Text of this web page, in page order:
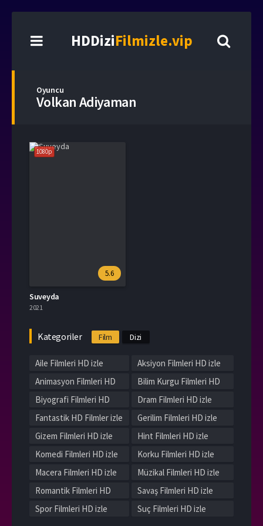
HDDiziFilmizle.vip
Oyuncu
Volkan Adiyaman
1080p
5.6
Suveyda
2021
Kategoriler Film Dizi
Aile Filmleri HD izle
Aksiyon Filmleri HD izle
Animasyon Filmleri HD
izle
Bilim Kurgu Filmleri HD
izle
Biyografi Filmleri HD
izle
Dram Filmleri HD izle
Fantastik HD Filmler izle
Gerilim Filmleri HD izle
Gizem Filmleri HD izle
Hint Filmleri HD izle
Komedi Filmleri HD izle
Korku Filmleri HD izle
Macera Filmleri HD izle
Müzikal Filmleri HD izle
Romantik Filmleri HD
izle
Savaş Filmleri HD izle
Spor Filmleri HD izle
Suç Filmleri HD izle